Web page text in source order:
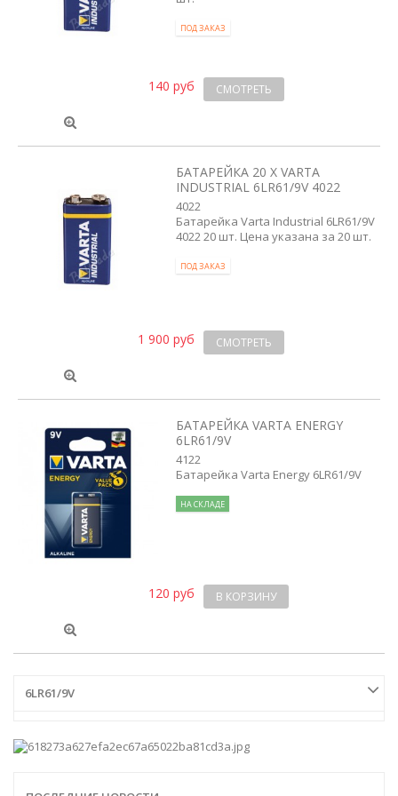
ПОД ЗАКАЗ
140 руб СМОТРЕТЬ
БАТАРЕЙКА 20 X VARTA
INDUSTRIAL 6LR61/9V 4022
4022
Батарейка Varta Industrial 6LR61/9V
4022 20 шт. Цена указана за 20 шт.
ПОД ЗАКАЗ
1 900 руб СМОТРЕТЬ
БАТАРЕЙКА VARTA ENERGY
6LR61/9V
4122
Батарейка Varta Energy 6LR61/9V
НА СКЛАДЕ
120 руб В КОРЗИНУ
6LR61/9V